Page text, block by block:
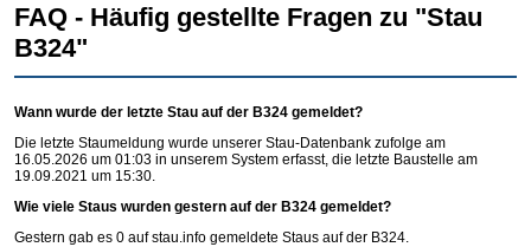
FAQ - Häufig gestellte Fragen zu "Stau
B324"
Wann wurde der letzte Stau auf der B324 gemeldet?
Die letzte Staumeldung wurde unserer Stau-Datenbank zufolge am
16.05.2026 um 01:03 in unserem System erfasst, die letzte Baustelle am
19.09.2021 um 15:30.
Wie viele Staus wurden gestern auf der B324 gemeldet?
Gestern gab es 0 aufstau.info gemeldete Staus auf der B324.